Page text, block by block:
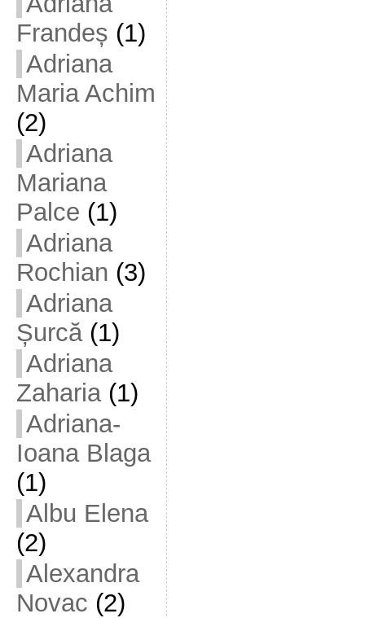
Frandeș (1)
Adriana
Maria Achim
(2)
Adriana
Mariana
Palce (1)
Adriana
Rochian (3)
Adriana
Șurcă(1)
Adriana
Zaharia(1)
Adriana-
Ioana Blaga
(1)
Albu Elena
(2)
Alexandra
Novac (2)